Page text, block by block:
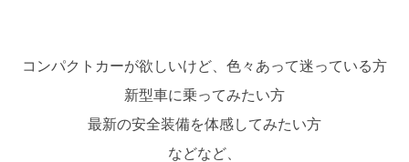
コンパクトカーが欲しいけど、色々あって迷っている方
新型車に乗ってみたい方
最新の安全装備を体感してみたい方
などなど、